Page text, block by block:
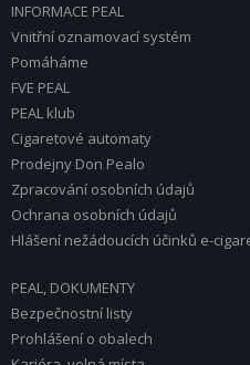
INFORMACE PEAL
Vnitřní oznamovací systém
Pomáháme
FVE PEAL
PEAL klub
Cigaretové automaty
Prodejny Don Pealo
Zpracování osobních údajů
Ochrana osobních údajů
Hlášení nežádoucích účinků e-
PEAL, DOKUMENTY
Bezpečnostní listy
Prohlášení o obalech